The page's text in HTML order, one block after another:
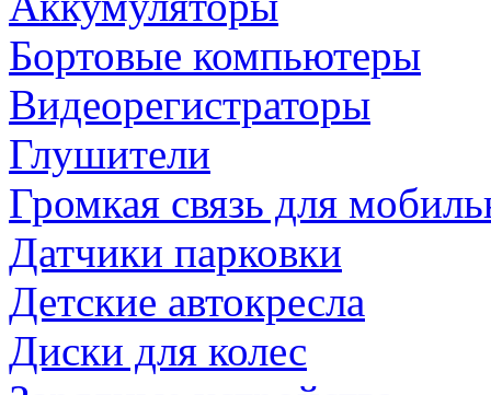
Бортовые компьютеры
Видеорегистраторы
Глушители
Громкая связь для
Датчики парковки
Детские автокресла
Диски для колес